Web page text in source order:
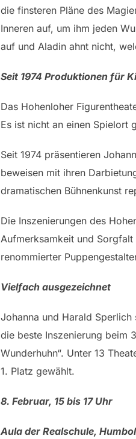
die finsteren Pläne des
Inneren auf, um ihm jeden
auf und Aladin ahnt nicht,
Seit 1974 Produktionen für
Das Hohenloher
Es ist nicht an einen Spielort
Seit 1974 präsentieren
beweisen mit ihren
dramatischen Bühnenkunst
Die Inszenierungen des
Aufmerksamkeit und
renommierter
Vielfach ausgezeichnet
Johanna und Harald
die beste Inszenierung beim
Wunderhuhn“. Unter 13
1. Platz gewählt.
8. Februar, 15 bis 17 Uhr
Aula der Realschule,